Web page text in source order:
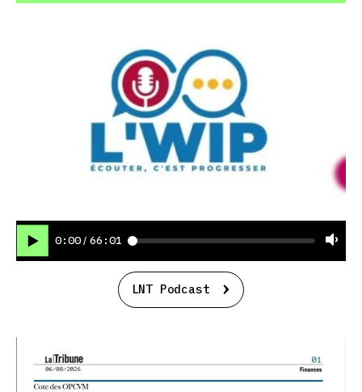
0:00 / 66:01
LNT Podcast